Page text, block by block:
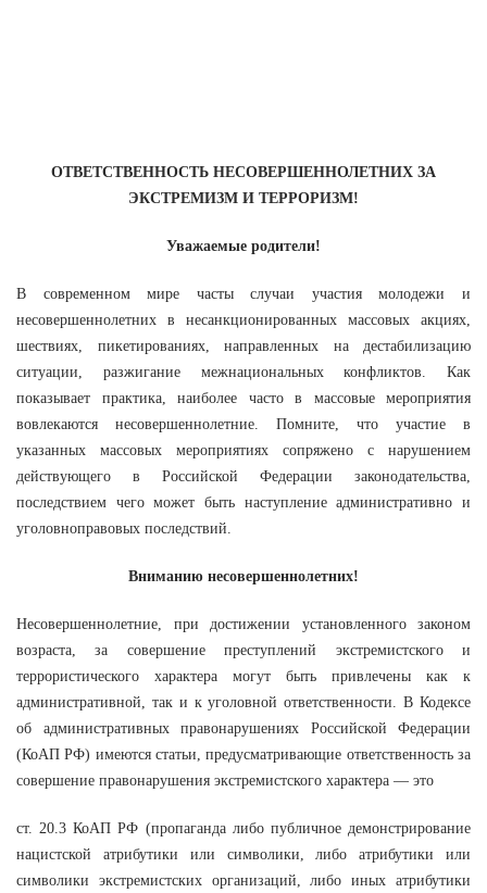
ОТВЕТСТВЕННОСТЬ НЕСОВЕРШЕННОЛЕТНИХ ЗА
ЭКСТРЕМИЗМ И ТЕРРОРИЗМ!
Уважаемые родители!
В современном мире часты случаи участия молодежи и
несовершеннолетних в несанкционированных массовых акциях,
шествиях, пикетированиях, направленных на дестабилизацию
ситуации, разжигание межнациональных конфликтов. Как
показывает практика, наиболее часто в массовые мероприятия
вовлекаются несовершеннолетние. Помните, что участие в
указанных массовых мероприятиях сопряжено с нарушением
действующего в Российской Федерации законодательства,
последствием чего может быть наступление административно и
уголовноправовых последствий.
Вниманию несовершеннолетних!
Несовершеннолетние, при достижении установленного законом
возраста, за совершение преступлений экстремистского и
террористического характера могут быть привлечены как к
административной, так и к уголовной ответственности. В Кодексе
об административных правонарушениях Российской Федерации
(КоАП РФ) имеются статьи, предусматривающие ответственность за
совершение правонарушения экстремистского характера — это
ст. 20.3 КоАП РФ (пропаганда либо публичное демонстрирование
нацистской атрибутики или символики, либо атрибутики или
символики экстремистских организаций, либо иных атрибутики